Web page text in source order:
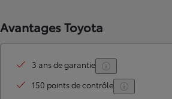
Avantages Toyota
3 ans de garantie
150 points de contrôle